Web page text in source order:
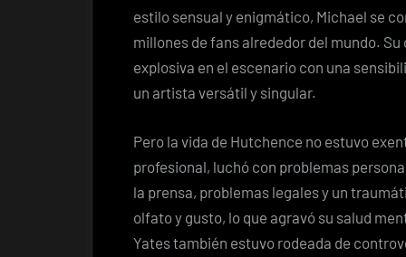
estilo sensual y enigmático, Michael se
millones de fans alrededor del mundo.
explosiva en el escenario con una
un artista versátil y singular.
Pero la vida de Hutchence no estuvo
profesional, luchó con problemas
la prensa, problemas legales y un
olfato y gusto, lo que agravó su salud
Yates también estuvo rodeada de